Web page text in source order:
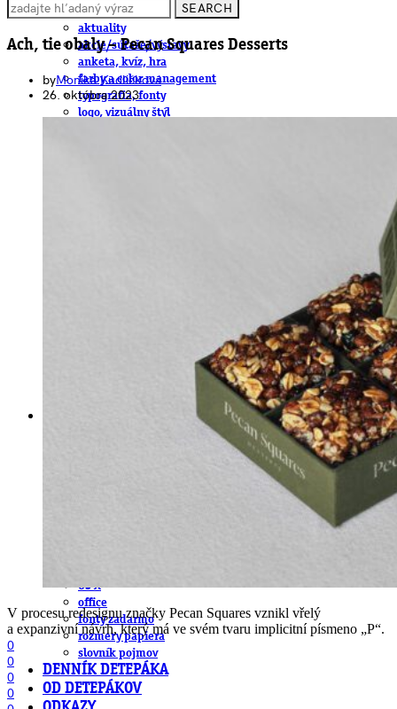
ČLÁNKY
aktuality
akcie/súťaže/výstavy
anketa, kvíz, hra
farby a color management
typografia, fonty
logo, vizuálny štýl
OS X
office
fonty zadarmo
rozmery papiera
slovník pojmov
DENNÍK DETEPÁKA
OD DETEPÁKOV
SEARCH
Ach, tie obaly – Pecan Squares Desserts
byMonika Kudličková
26. októbra 2023
V procesu redesignu značky Pecan Squares vznikl vřelý
a expanzivní návrh, který má ve svém tvaru implicitní písmeno „P“.
0
0
0
0